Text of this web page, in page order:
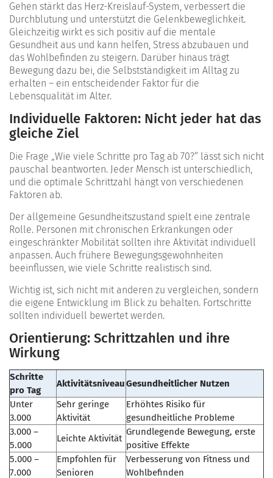
Gehen stärkt das Herz-Kreislauf-System, verbessert die
Durchblutung und unterstützt die Gelenkbeweglichkeit.
Gleichzeitig wirkt es sich positiv auf die mentale
Gesundheit aus und kann helfen, Stress abzubauen und
das Wohlbefinden zu steigern. Darüber hinaus trägt
Bewegung dazu bei, die Selbstständigkeit im Alltag zu
erhalten – ein entscheidender Faktor für die
Lebensqualität im Alter.
Individuelle Faktoren: Nicht jeder hat das
gleiche Ziel
Die Frage „Wie viele Schritte pro Tag ab 70?“ lässt sich nicht
pauschal beantworten. Jeder Mensch ist unterschiedlich,
und die optimale Schrittzahl hängt von verschiedenen
Faktoren ab.
Der allgemeine Gesundheitszustand spielt eine zentrale
Rolle. Personen mit chronischen Erkrankungen oder
eingeschränkter Mobilität sollten ihre Aktivität individuell
anpassen. Auch frühere Bewegungsgewohnheiten
beeinflussen, wie viele Schritte realistisch sind.
Wichtig ist, sich nicht mit anderen zu vergleichen, sondern
die eigene Entwicklung im Blick zu behalten. Fortschritte
sollten individuell bewertet werden.
Orientierung: Schrittzahlen und ihre
Wirkung
Schritte
pro Tag
AktivitätsniveauGesundheitlicher Nutzen
Unter
3.000
Sehr geringe
Aktivität
Erhöhtes Risiko für
gesundheitliche Probleme
3.000 –
5.000
Leichte Aktivität
Grundlegende Bewegung, erste
positive Effekte
5.000 –
7.000
Empfohlen für
Senioren
Verbesserung von Fitness und
Wohlbefinden